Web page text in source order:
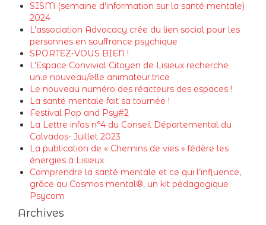
SISM (semaine d’information sur la santé mentale)
2024
L’association Advocacy crée du lien social pour les
personnes en souffrance psychique
SPORTEZ-VOUS BIEN !
L’Espace Convivial Citoyen de Lisieux recherche
un.e nouveau/elle animateur.trice
Le nouveau numéro des réacteurs des espaces !
La santé mentale fait sa tournée !
Festival Pop and Psy#2
La Lettre infos n°4 du Conseil Départemental du
Calvados- Juillet 2023
La publication de « Chemins de vies » fédère les
énergies à Lisieux
Comprendre la santé mentale et ce qui l’influence,
grâce au Cosmos mental®, un kit pédagogique
Psycom
Archives